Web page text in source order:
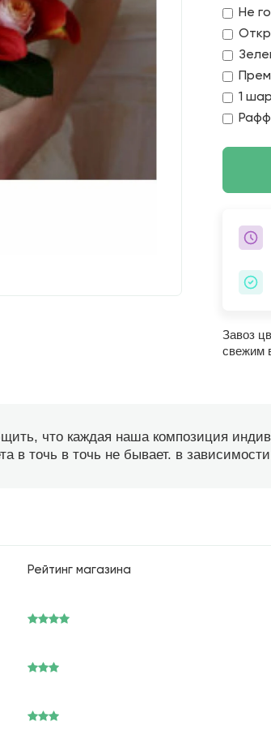
Не
1
Завоз
свежим
что каждая наша композиция
в точь в точь не бывает. в
Рейтинг магазина